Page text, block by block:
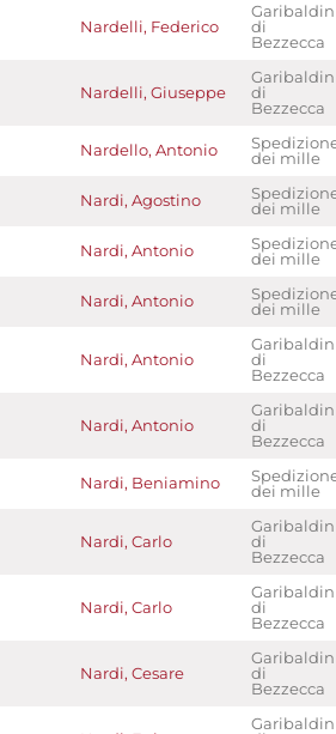
Nardelli, Federico
di
Bezzecca
Nardelli, Giuseppe
di
Bezzecca
Nardello, Antonio
dei mille
Nardi, Agostino
dei mille
Nardi, Antonio
dei mille
Nardi, Antonio
dei mille
Nardi, Antonio
di
Bezzecca
Nardi, Antonio
di
Bezzecca
Nardi, Beniamino
dei mille
Nardi, Carlo
di
Bezzecca
Nardi, Carlo
di
Bezzecca
Nardi, Cesare
di
Bezzecca